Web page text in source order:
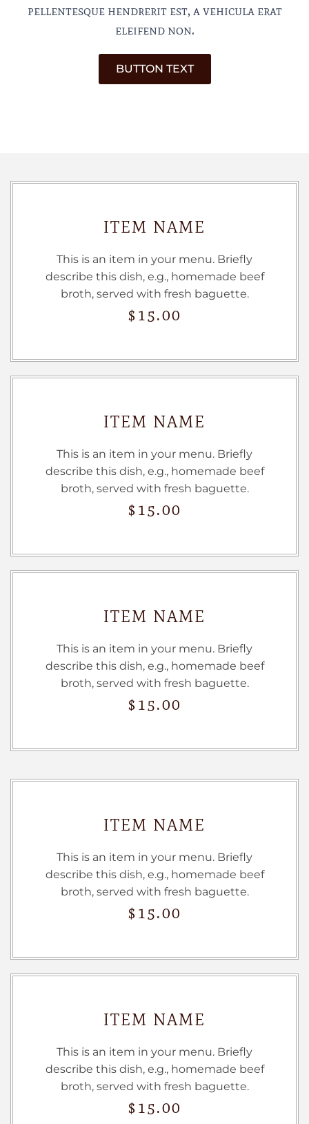
pellentesque hendrerit est, a vehicula erat
eleifend non.
BUTTON TEXT
ITEM NAME
This is an item in your menu. Briefly
describe this dish, e.g., homemade beef
broth, served with fresh baguette.
$15.00
ITEM NAME
This is an item in your menu. Briefly
describe this dish, e.g., homemade beef
broth, served with fresh baguette.
$15.00
ITEM NAME
This is an item in your menu. Briefly
describe this dish, e.g., homemade beef
broth, served with fresh baguette.
$15.00
ITEM NAME
This is an item in your menu. Briefly
describe this dish, e.g., homemade beef
broth, served with fresh baguette.
$15.00
ITEM NAME
This is an item in your menu. Briefly
describe this dish, e.g., homemade beef
broth, served with fresh baguette.
$15.00